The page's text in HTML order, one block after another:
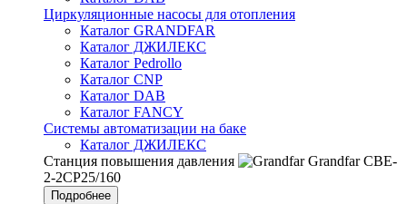
Циркуляционные насосы для отопления
Каталог GRANDFAR
Каталог ДЖИЛЕКС
Каталог Pedrollo
Каталог CNP
Каталог DAB
Каталог FANCY
Системы автоматизации на баке
Каталог ДЖИЛЕКС
Станция повышения давления
Grandfar CBE-
2-2CP25/160
Подробнее